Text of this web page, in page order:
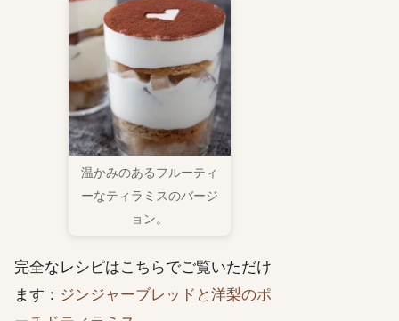
温かみのあるフルーティ
ーなティラミスのバージ
ョン。
完全なレシピはこちらでご覧いただけ
ます： ジンジャーブレッドと洋梨のポ